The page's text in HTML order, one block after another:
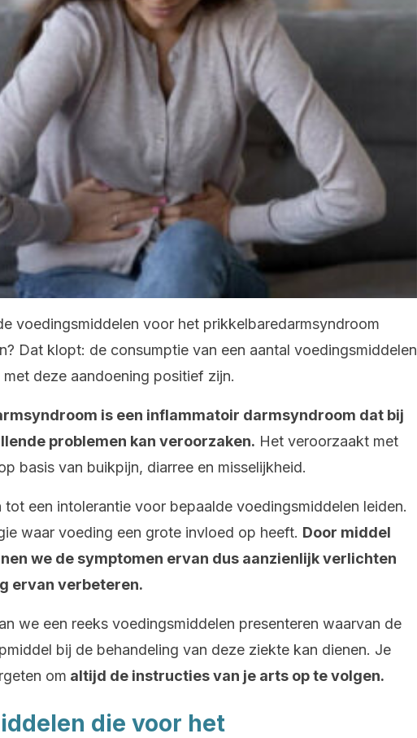
voedingsmiddelen voor het prikkelbaredarmsyndroom
Dat klopt: de consumptie van een aantal voedingsmiddelen
deze aandoening positief zijn.
is een inflammatoir darmsyndroom dat bij
problemen kan veroorzaken. Het veroorzaakt met
basis van buikpijn, diarree en misselijkheid.
tot een intolerantie voor bepaalde voedingsmiddelen leiden.
waar voeding een grote invloed op heeft. Door middel
we de symptomen ervan dus aanzienlijk verlichten
ervan verbeteren.
we een reeks voedingsmiddelen presenteren waarvan de
bij de behandeling van deze ziekte kan dienen. Je
om altijd de instructies van je arts op te volgen.
die voor het